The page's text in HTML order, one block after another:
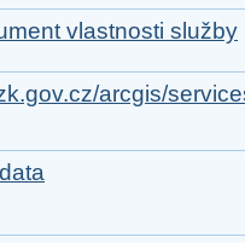
vlastnosti služby
arcgis/